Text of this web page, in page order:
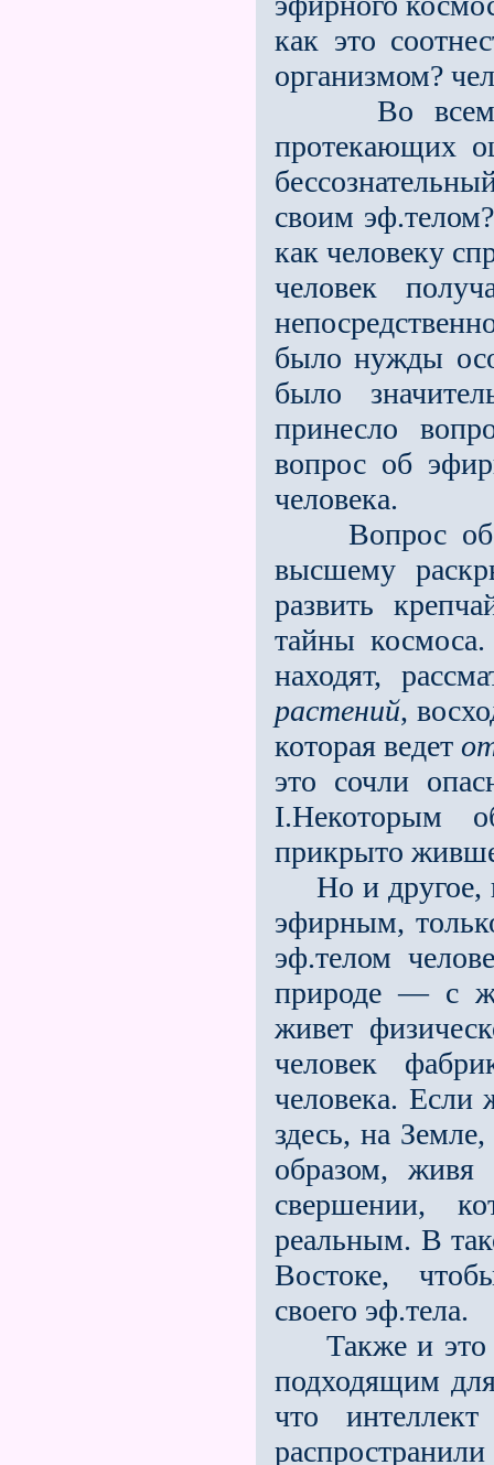
как это
организмом?
Во всeм: в
протекающих
своим
как человеку
человек
было нужды
было
принесло
вопрос об
человека.
Вопрос об
высшему
развить
тайны
находят,
растений,
которая ведeт
это сочли
I.Некоторым
прикрыто
Но и другое,
эфирным,
эф.телом
природе — с
живет
человек
человека. Если
здесь, на
образом,
свершении,
реальным. В
Востоке,
своего эф.тела.
Также и это
подходящим
что